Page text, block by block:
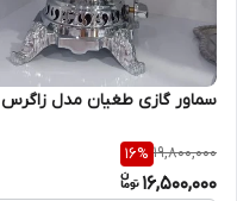
سماور گازی طغیان مدل زاگرس
19,800,000
16%
16,500,000